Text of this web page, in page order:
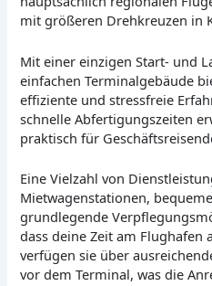
mit größeren Drehkreuzen in
Mit einer einzigen Start- und
einfachen Terminalgebäude
effiziente und stressfreie
schnelle Abfertigungszeiten
praktisch für
Eine Vielzahl von
Mietwagenstationen,
grundlegende
dass deine Zeit am Flughafen
verfügen sie über
vor dem Terminal, was die